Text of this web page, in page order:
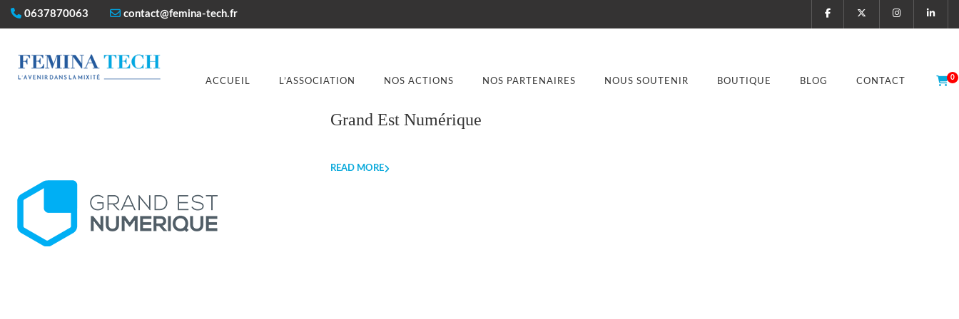
0637870063 contact@femina-tech.fr
0
ACCUEIL L’ASSOCIATION NOS ACTIONS NOS PARTENAIRES NOUS SOUTENIR BOUTIQUE BLOG CONTACT
Grand Est Numérique
READ MORE